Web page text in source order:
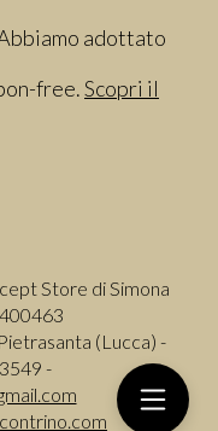
adottato
free.Scopri il
Store di Simona
(Lucca) -
-